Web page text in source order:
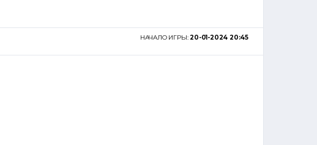
НАЧАЛО ИГРЫ:20-01-2024 20:45